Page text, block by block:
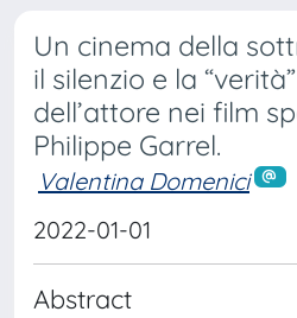
Un cinema della
il silenzio e la
dell’attore nei film
Philippe Garrel.
Valentina Domenici
2022-01-01
Abstract